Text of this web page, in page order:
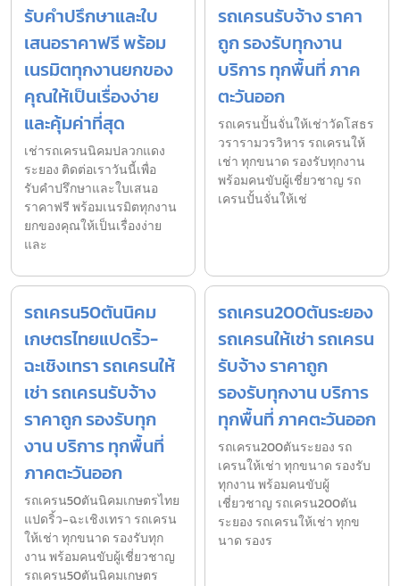
รับคำปรึกษาและใบ
เสนอราคาฟรี พร้อม
เนรมิตทุกงานยกของ
คุณให้เป็นเรื่องง่าย
และคุ้มค่าที่สุด
เช่ารถเครนนิคมปลวกแดง
ระยอง ติดต่อเราวันนี้เพื่อ
รับคำปรึกษาและใบเสนอ
ราคาฟรี พร้อมเนรมิตทุกงาน
ยกของคุณให้เป็นเรื่องง่าย
และ
รถเครนรับจ้าง ราคา
ถูก รองรับทุกงาน
บริการ ทุกพื้นที่ ภาค
ตะวันออก
รถเครนปั้นจั่นให้เช่าวัดโสธร
วรารามวรวิหาร รถเครนให้
เช่า ทุกขนาด รองรับทุกงาน
พร้อมคนขับผู้เชี่ยวชาญ รถ
เครนปั้นจั่นให้เช่
รถเครน50ตันนิคม
เกษตรไทยแปดริ้ว-
ฉะเชิงเทรา รถเครนให้
เช่า รถเครนรับจ้าง
ราคาถูก รองรับทุก
งาน บริการ ทุกพื้นที่
ภาคตะวันออก
รถเครน50ตันนิคมเกษตรไทย
แปดริ้ว-ฉะเชิงเทรา รถเครน
ให้เช่า ทุกขนาด รองรับทุก
งาน พร้อมคนขับผู้เชี่ยวชาญ
รถเครน50ตันนิคมเกษตร
รถเครน200ตันระยอง
รถเครนให้เช่า รถเครน
รับจ้าง ราคาถูก
รองรับทุกงาน บริการ
ทุกพื้นที่ ภาคตะวันออก
รถเครน200ตันระยอง รถ
เครนให้เช่า ทุกขนาด รองรับ
ทุกงาน พร้อมคนขับผู้
เชี่ยวชาญ รถเครน200ตัน
ระยอง รถเครนให้เช่า ทุกข
นาด รองร